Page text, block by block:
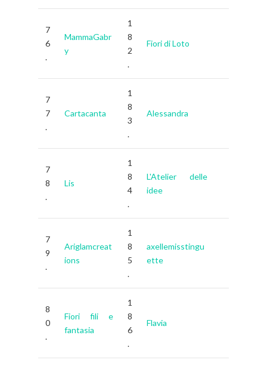
7
6
.
MammaGabr
y
1
8
2
.
Fiori di Loto
7
7
.
Cartacanta
1
8
3
.
Alessandra
7
8
.
Lis
1
8
4
.
L'Atelier delle
idee
7
9
.
Ariglamcreat
ions
1
8
5
.
axellemisstingu
ette
8
0
.
Fiori fili e
fantasia
1
8
6
.
Flavia